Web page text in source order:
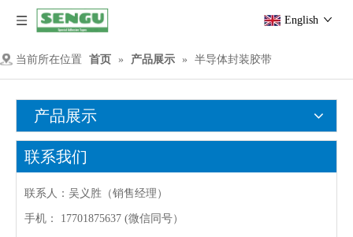
English
当前所在位置 首页 » 产品展示 » 半导体封装胶带
产品展示
联系我们
联系人：吴义胜（销售经理）
手机： 17701875637 (微信同号）